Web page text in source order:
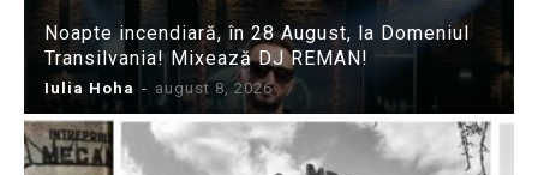
Noapte incendiară, în 28 August, la Domeniul
Transilvania! Mixează DJ REMAN!
Iulia Hoha - august 8, 2026